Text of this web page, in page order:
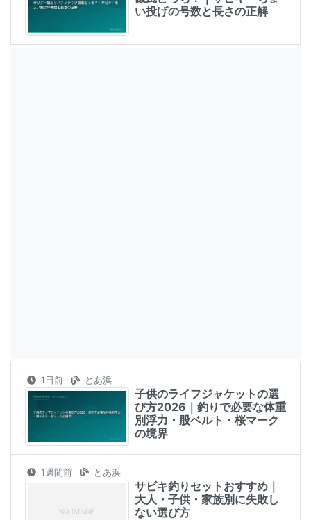
い投げの号数と長さの正解
1日前 とあ浜
子供のライフジャケットの選
び方2026｜釣りで必要な体重
別浮力・股ベルト・桜マーク
の境界
1週間前 とあ浜
サビキ釣りセットおすすめ｜
大人・子供・家族別に失敗し
ない選び方